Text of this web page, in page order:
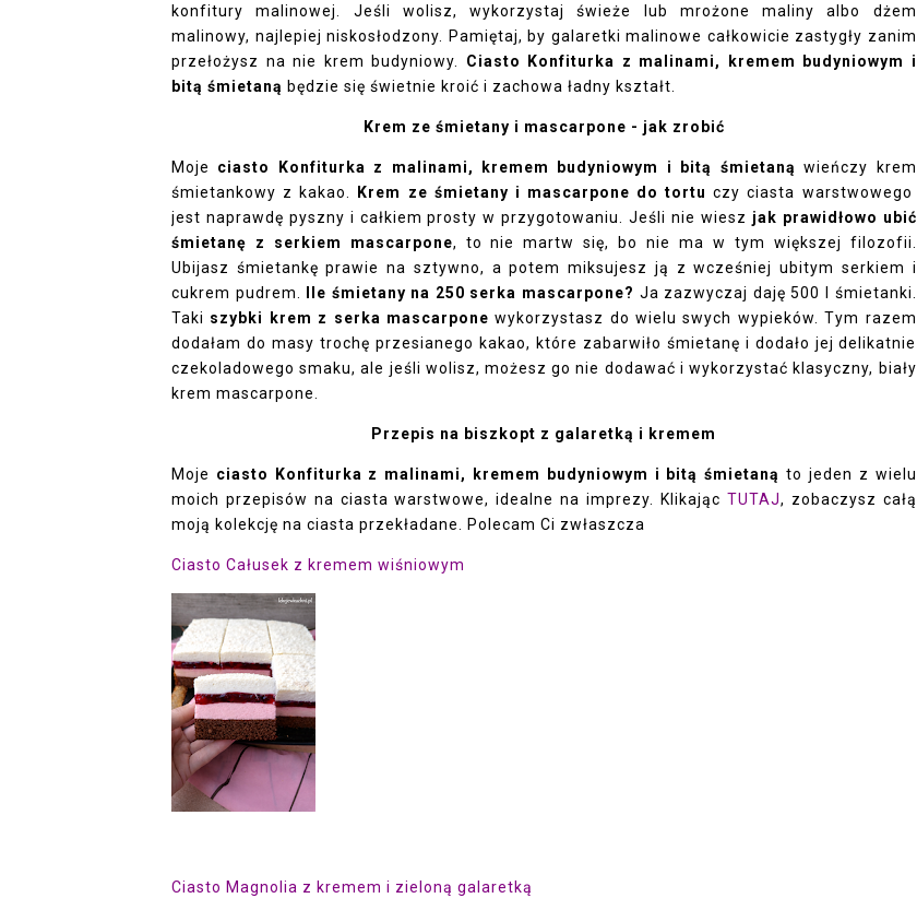
konfitury malinowej. Jeśli wolisz, wykorzystaj świeże lub mrożone maliny albo dżem
malinowy, najlepiej niskosłodzony. Pamiętaj, by galaretki malinowe całkowicie zastygły zanim
przełożysz na nie krem budyniowy. Ciasto Konfiturka z malinami, kremem budyniowym i
bitą śmietaną będzie się świetnie kroić i zachowa ładny kształt.
Krem ze śmietany i mascarpone - jak zrobić
Moje ciasto Konfiturka z malinami, kremem budyniowym i bitą śmietaną wieńczy krem
śmietankowy z kakao.
Krem ze śmietany i mascarpone do tortu czy ciasta warstwowego
jest naprawdę pyszny i całkiem prosty w przygotowaniu. Jeśli nie wiesz jak prawidłowo ubić
śmietanę z serkiem mascarpone, to nie martw się, bo nie ma w tym większej filozofii.
Ubijasz śmietankę prawie na sztywno, a potem miksujesz ją z wcześniej ubitym serkiem i
cukrem pudrem.
Ile śmietany na 250 serka mascarpone? Ja zazwyczaj daję 500 l śmietanki.
Taki szybki krem z serka mascarpone wykorzystasz do wielu swych wypieków. Tym razem
dodałam do masy trochę przesianego kakao, które zabarwiło śmietanę i dodało jej delikatnie
czekoladowego smaku, ale jeśli wolisz, możesz go nie dodawać i wykorzystać klasyczny, biały
krem mascarpone.
Przepis na biszkopt z galaretką i kremem
Moje ciasto Konfiturka z malinami, kremem budyniowym i bitą śmietaną to jeden z wielu
moich przepisów na ciasta warstwowe, idealne na imprezy. Klikając TUTAJ, zobaczysz całą
moją kolekcję na ciasta przekładane. Polecam Ci zwłaszcza
Ciasto Całusek z kremem wiśniowym
Ciasto Magnolia z kremem i zieloną galaretką